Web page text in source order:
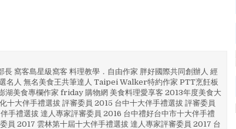
長 窩客島星級窩客 料理教學．自由作家 胖好國際共同創辦人 經
名人 無名美食王共筆達人 Taipei Walker特約作家 PTT烹飪板
湖美食專欄作家 friday 購物網 美食料理愛享客 2013年度美食大
大伴手禮選拔 評審委員 2015 台中十大伴手禮選拔 評審委員
手禮選拔 達人專家評審委員 2016 台中禮好台中市十大伴手禮
員 2017 雲林第十屆十大伴手禮選拔 達人專家評審委員 2017 台